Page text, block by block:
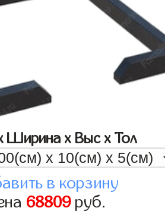
Ширина x Выс x Тол
в корзину
68809руб.